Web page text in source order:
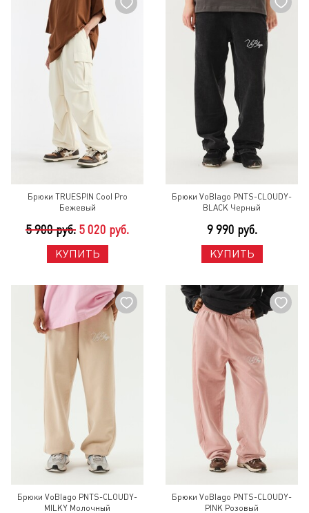
Брюки TRUESPIN Cool Pro
Бежевый
5 900 руб. 5 020 руб.
КУПИТЬ
Брюки VoBlago PNTS-CLOUDY-
BLACK Черный
9 990 руб.
КУПИТЬ
Брюки VoBlago PNTS-CLOUDY-
MILKY Молочный
Брюки VoBlago PNTS-CLOUDY-
PINK Розовый